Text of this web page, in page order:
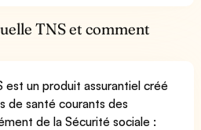
TNS et comment
est un produit assurantiel créé
de santé courants des
de la Sécurité sociale :